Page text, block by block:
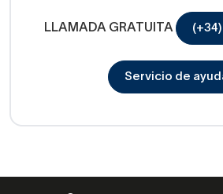
LLAMADA GRATUITA
Servicio de